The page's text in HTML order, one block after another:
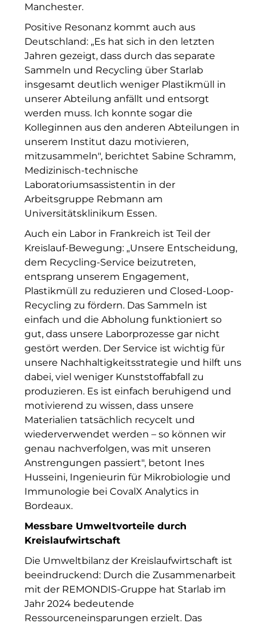
The Verse
United Benefits Holding
Sponsoring
Wealthcap
WEALTHCORE Investment Management
Wemolo
XPAY Group
ZielstattQuartier
123C DIGITAL CONSULTING GMBH
Dr. Aribert Spiegler - Fotografie
Dr. Hans Kröner-Stiftung
IGENUS Immobilien
Pride SKIN
Downloads
1337UGC
ACCUMULATA
Accumulata Operations (AOP)
AIM
Allgemeine SÜDBODEN
City 1 Group
Clean Intralogistics Net (CIN)
Clean Power Net (CPN)
Die Macherei
Die Werkbank IT
Docunite GmbH
Manchester.
Positive Resonanz kommt auch aus
Deutschland: „Es hat sich in den letzten
Jahren gezeigt, dass durch das separate
Sammeln und Recycling über Starlab
insgesamt deutlich weniger Plastikmüll in
unserer Abteilung anfällt und entsorgt
werden muss. Ich konnte sogar die
Kolleginnen aus den anderen Abteilungen in
unserem Institut dazu motivieren,
mitzusammeln", berichtet Sabine Schramm,
Medizinisch-technische
Laboratoriumsassistentin in der
Arbeitsgruppe Rebmann am
Universitätsklinikum Essen.
Auch ein Labor in Frankreich ist Teil der
Kreislauf-Bewegung: „Unsere Entscheidung,
dem Recycling-Service beizutreten,
entsprang unserem Engagement,
Plastikmüll zu reduzieren und Closed-Loop-
Recycling zu fördern. Das Sammeln ist
einfach und die Abholung funktioniert so
gut, dass unsere Laborprozesse gar nicht
gestört werden. Der Service ist wichtig für
unsere Nachhaltigkeitsstrategie und hilft uns
dabei, viel weniger Kunststoffabfall zu
produzieren. Es ist einfach beruhigend und
motivierend zu wissen, dass unsere
Materialien tatsächlich recycelt und
wiederverwendet werden – so können wir
genau nachverfolgen, was mit unseren
Anstrengungen passiert", betont Ines
Husseini, Ingenieurin für Mikrobiologie und
Immunologie bei CovalX Analytics in
Bordeaux.
Messbare Umweltvorteile durch
Kreislaufwirtschaft
Die Umweltbilanz der Kreislaufwirtschaft ist
beeindruckend: Durch die Zusammenarbeit
mit der REMONDIS-Gruppe hat Starlab im
Jahr 2024 bedeutende
Ressourceneinsparungen erzielt. Das